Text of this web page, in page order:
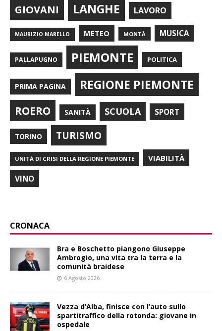
GIOVANI LANGHE LAVORO
MAURIZIO MARELLO METEO MONTÀ MUSICA
PALLAPUGNO PIEMONTE POLITICA
PRIMA PAGINA REGIONE PIEMONTE
ROERO SANITÀ SCUOLA SPORT
TORINO TURISMO
UNITÀ DI CRISI DELLA REGIONE PIEMONTE VIABILITÀ
VINO
CRONACA
Bra e Boschetto piangono Giuseppe
Ambrogio, una vita tra la terra e la
comunità braidese
6 Agosto 2026
Vezza d’Alba, finisce con l’auto sullo
spartitraffico della rotonda: giovane in
ospedale